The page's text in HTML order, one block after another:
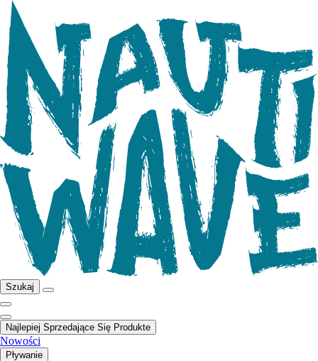
Szukaj
Najlepiej Sprzedające Się Produkte
Nowości
Pływanie